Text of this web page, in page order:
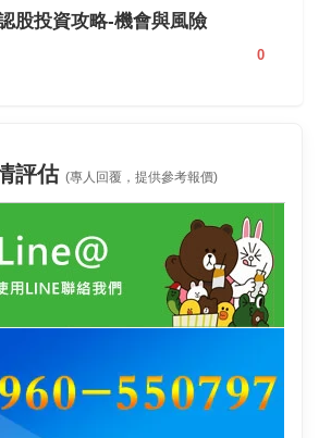
股投資攻略-機會與風險
0
評估 (專人回覆，提供參考報價)